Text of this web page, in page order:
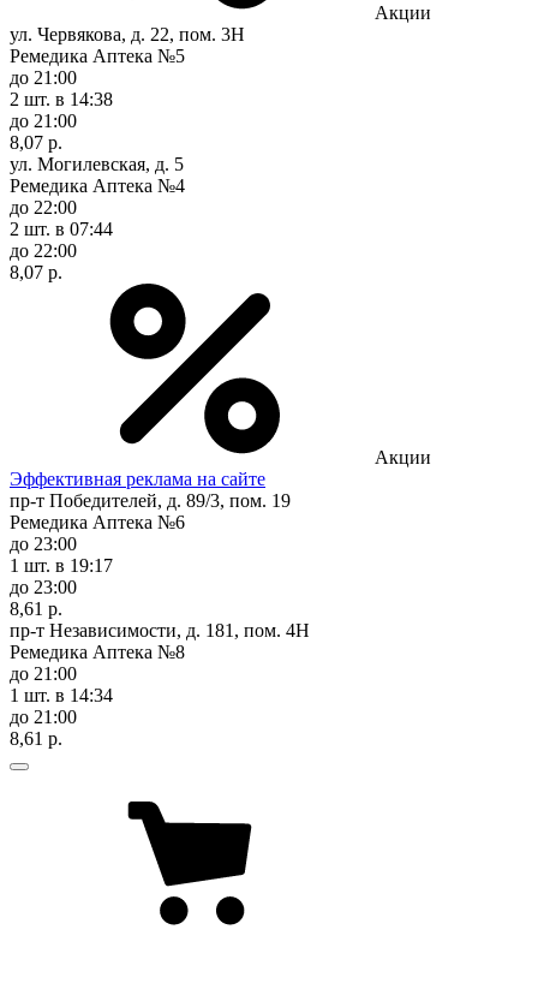
Акции
ул. Червякова, д. 22, пом. 3Н
Ремедика Аптека №5
до 21:00
2 шт. в 14:38
до 21:00
8,07 р.
ул. Могилевская, д. 5
Ремедика Аптека №4
до 22:00
2 шт. в 07:44
до 22:00
8,07 р.
Акции
Эффективная реклама на сайте
пр-т Победителей, д. 89/3, пом. 19
Ремедика Аптека №6
до 23:00
1 шт. в 19:17
до 23:00
8,61 р.
пр-т Независимости, д. 181, пом. 4Н
Ремедика Аптека №8
до 21:00
1 шт. в 14:34
до 21:00
8,61 р.